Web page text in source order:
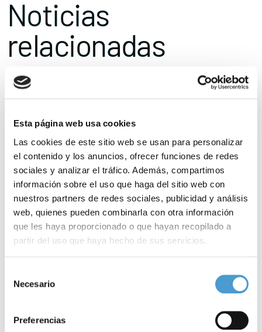
Esta página web usa cookies
Las cookies de este sitio web se usan para personalizar
el contenido y los anuncios, ofrecer funciones de redes
sociales y analizar el tráfico. Además, compartimos
información sobre el uso que haga del sitio web con
nuestros partners de redes sociales, publicidad y análisis
web, quienes pueden combinarla con otra información
que les haya proporcionado o que hayan recopilado a
partir del uso que haya hecho de sus servicios.
de cookies
Necesario
Preferencias
Noticias
relacionadas